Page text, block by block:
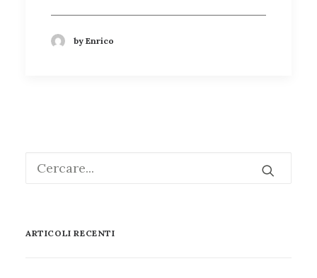
by Enrico
ARTICOLI RECENTI